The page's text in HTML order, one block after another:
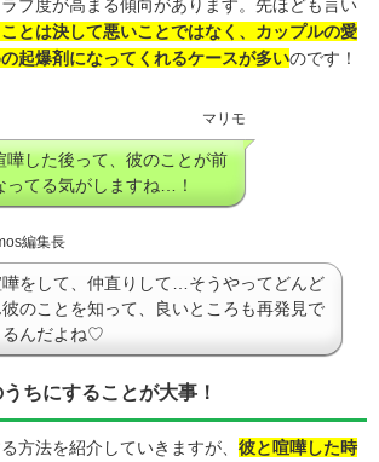
ブ度が高まる傾向があります。先ほども言い
とは決して悪いことではなく、カップルの愛
起爆剤になってくれるケースが多いのです！
マリモ
嘩した後って、彼のことが前
ってる気がしますね…！
編集長
をして、仲直りして…そうやってどんど
彼のことを知って、良いところも再発見で
るんだよね♡
ちにすることが大事！
方法を紹介していきますが、 彼と喧嘩した時